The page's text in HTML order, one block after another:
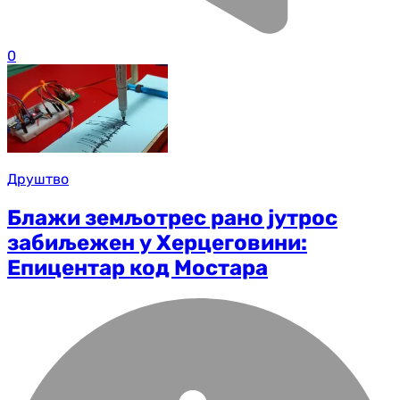
0
Друштво
Блажи земљотрес рано јутрос
забиљежен у Херцеговини:
Епицентар код Мостара